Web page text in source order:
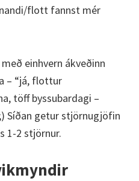
flott fannst mér
einhvern ákveðinn
– “já, flottur
töff byssubardagi –
Síðan getur stjörnugjöfin
1-2 stjörnur.